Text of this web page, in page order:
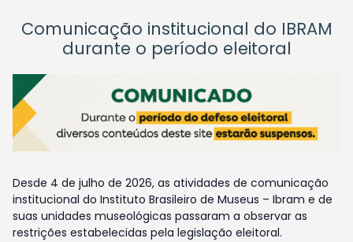
Comunicação institucional do IBRAM
durante o período eleitoral
Desde 4 de julho de 2026, as atividades de comunicação
institucional do Instituto Brasileiro de Museus – Ibram e de
suas unidades museológicas passaram a observar as
restrições estabelecidas pela legislação eleitoral.